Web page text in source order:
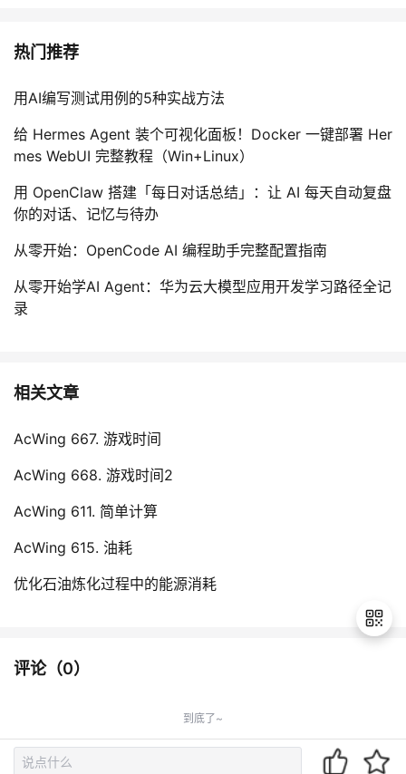
热门推荐
用AI编写测试用例的5种实战方法
给 Hermes Agent 装个可视化面板！Docker 一键部署 Her
mes WebUI 完整教程（Win+Linux）
用 OpenClaw 搭建「每日对话总结」：让 AI 每天自动复盘
你的对话、记忆与待办
从零开始：OpenCode AI 编程助手完整配置指南
从零开始学AI Agent：华为云大模型应用开发学习路径全记
录
相关文章
AcWing 667. 游戏时间
AcWing 668. 游戏时间2
AcWing 611. 简单计算
AcWing 615. 油耗
优化石油炼化过程中的能源消耗
评论（0）
到底了~